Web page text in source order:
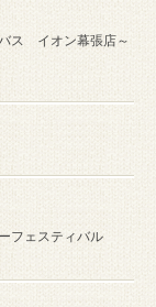
バス イオン幕張店～
フェスティバル